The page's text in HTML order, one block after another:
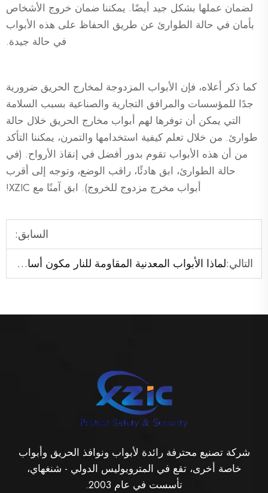
لضمان عملها بشكل جيد أيضًا. يمكننا ضمان خروج الأشخاص
بأمان في حالة الطوارئ عن طريق الحفاظ على هذه الأبواب
في حالة جيدة.
كما ذكر أعلاه، فإن الأبواب المزدوجة لمخارج الحريق ضرورية
جدًا للمؤسسات والمرافق التجارية والصناعية بسبب السلامة
التي يمكن أن توفرها لهم أبواب مخارج الحريق خلال حالة
طوارئ. من خلال تعلم كيفية استخدامها والتمرن، يمكننا التأكد
من أن هذه الأبواب تقوم بدور أفضل في إنقاذ الأرواح. (في
حالة الطوارئ، ابق هادئًا، راقب الوضع، وتوجه إلى أقرب
أبواب مخرج مزدوج للخروج). ابق آمنًا مع XZIC!
السابق:
التالي:لماذا الأبواب المعدنية المقاومة للنار مكون أساسي في البناء الحديث
شركة تصنيع محترفة رائدة لأبواب ونوافذ الحريق وأبواب
خاصة أخرى، تقع في المتروبوليس الدولي - شنغهاي،
تأسست في عام 2003.